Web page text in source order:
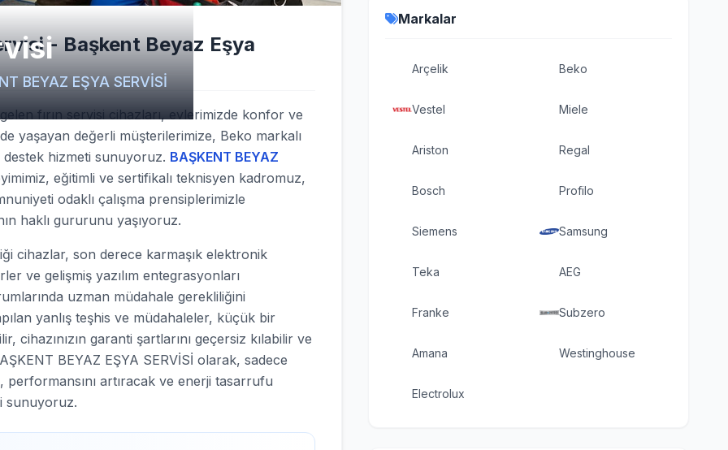
BEYAZ EŞYA SERVİSİ
- Başkent Beyaz Eşya
fırın servisi cihazları, evlerimizde konfor ve
yaşayan değerli müşterilerimize, Beko markalı
hizmeti sunuyoruz. BAŞKENT BEYAZ
eğitimli ve sertifikalı teknisyen kadromuz,
odaklı çalışma prensiplerimizle
haklı gururunu yaşıyoruz.
cihazlar, son derece karmaşık elektronik
ve gelişmiş yazılım entegrasyonları
uzman müdahale gerekliliğini
yanlış teşhis ve müdahaleler, küçük bir
garanti şartlarını geçersiz kılabilir ve
BEYAZ EŞYA SERVİSİ olarak, sadece
performansını artıracak ve enerji tasarrufu
sunuyoruz.
Markalar
Arçelik Beko
Vestel Miele
Ariston Regal
Bosch Profilo
Siemens Samsung
Teka AEG
Franke Subzero
Amana Westinghouse
Electrolux